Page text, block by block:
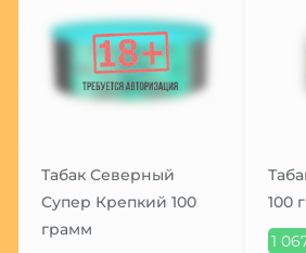
Табак Северный
Супер Крепкий 100
грамм
100
1